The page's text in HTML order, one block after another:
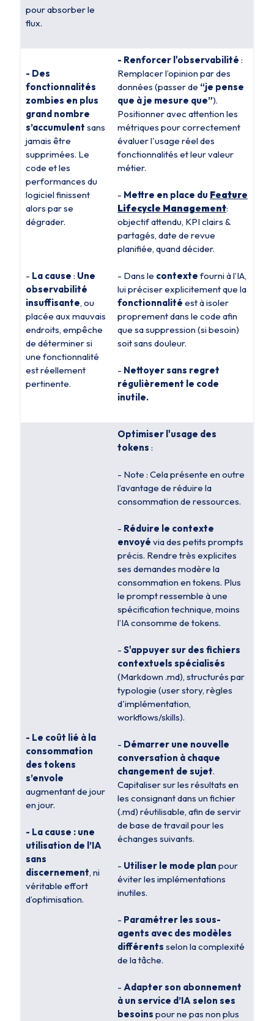
pour absorber le
flux.
- Des
fonctionnalités
zombies en plus
grand nombre
s’accumulent sans
jamais être
supprimées. Le
code et les
performances du
logiciel finissent
alors par se
dégrader.
- La cause : Une
observabilité
insuffisante, ou
placée aux mauvais
endroits, empêche
de déterminer si
une fonctionnalité
est réellement
pertinente.
- Renforcer l'observabilité :
Remplacer l’opinion par des
données (passer de “je pense
que à je mesure que”).
Positionner avec attention les
métriques pour correctement
évaluer l'usage réel des
fonctionnalités et leur valeur
métier.
- Mettre en place du Feature
Lifecycle Management:
objectif attendu, KPI clairs &
partagés, date de revue
planifiée, quand décider.
- Dans le contexte fourni à l’IA,
lui préciser explicitement que la
fonctionnalité est à isoler
proprement dans le code afin
que sa suppression (si besoin)
soit sans douleur.
- Nettoyer sans regret
régulièrement le code
inutile.
- Le coût lié à la
consommation
des tokens
s’envole
augmentant de jour
en jour.
- La cause : une
utilisation de l’IA
sans
discernement, ni
véritable effort
d’optimisation.
Optimiser l'usage des
tokens :
- Note : Cela présente en outre
l’avantage de réduire la
consommation de ressources.
- Réduire le contexte
envoyé via des petits prompts
précis. Rendre très explicites
ses demandes modère la
consommation en tokens. Plus
le prompt ressemble à une
spécification technique, moins
l’IA consomme de tokens.
- S'appuyer sur des fichiers
contextuels spécialisés
(Markdown .md), structurés par
typologie (user story, règles
d'implémentation,
workflows/skills).
- Démarrer une nouvelle
conversation à chaque
changement de sujet.
Capitaliser sur les résultats en
les consignant dans un fichier
(.md) réutilisable, afin de servir
de base de travail pour les
échanges suivants.
- Utiliser le mode plan pour
éviter les implémentations
inutiles.
- Paramétrer les sous-
agents avec des modèles
différents selon la complexité
de la tâche.
- Adapter son abonnement
à un service d’IA selon ses
besoins pour ne pas non plus